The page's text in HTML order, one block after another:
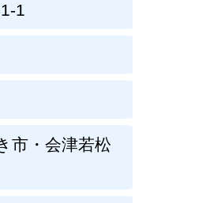
1
市・会津若松